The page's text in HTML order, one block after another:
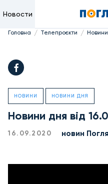
Новости
Головна / Телепроєкти /
НОВИНИ НОВИНИ ДНЯ
Новини дня від
16.09.2020 новин